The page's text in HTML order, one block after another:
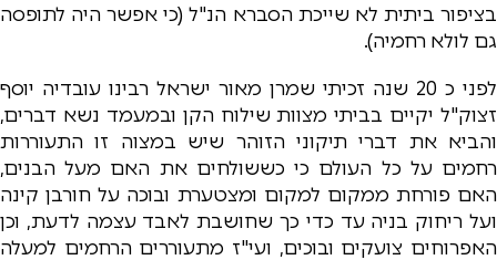
בציפור ביתית לא שייכת הסברא הנ"ל (כי אפשר היה לתופסה
גם לולא רחמיה).
לפני כ 20 שנה זכיתי שמרן מאור ישראל רבינו עובדיה יוסף
זצוק"ל יקיים בביתי מצוות שילוח הקן ובמעמד נשא דברים,
והביא את דברי תיקוני הזוהר שיש במצוה זו התעוררות
רחמים על כל העולם כי כששולחים את האם מעל הבנים,
האם פורחת ממקום למקום ומצטערת ובוכה על חורבן קינה
ועל ריחוק בניה עד כדי כך שחושבת לאבד עצמה לדעת, וכן
האפרוחים צועקים ובוכים, ועי"ז מתעוררים הרחמים למעלה